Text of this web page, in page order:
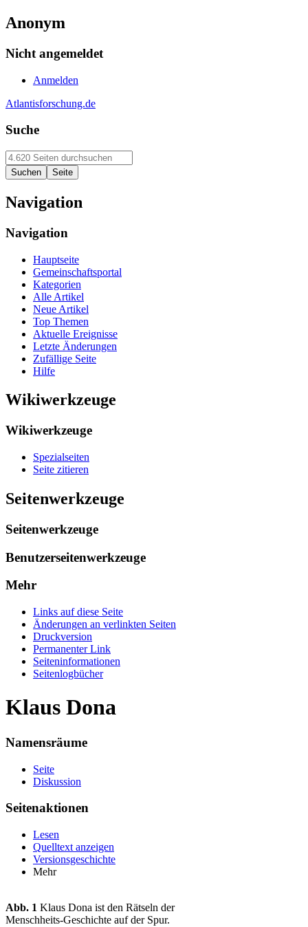
Anonym
Nicht angemeldet
Anmelden
Atlantisforschung.de
Suche
Navigation
Navigation
Hauptseite
Gemeinschaftsportal
Kategorien
Alle Artikel
Neue Artikel
Top Themen
Aktuelle Ereignisse
Letzte Änderungen
Zufällige Seite
Hilfe
Wikiwerkzeuge
Wikiwerkzeuge
Spezialseiten
Seite zitieren
Seitenwerkzeuge
Seitenwerkzeuge
Benutzerseitenwerkzeuge
Mehr
Links auf diese Seite
Änderungen an verlinkten Seiten
Druckversion
Permanenter Link
Seiten­informationen
Seitenlogbücher
Klaus Dona
Namensräume
Seite
Diskussion
Seitenaktionen
Lesen
Quelltext anzeigen
Versionsgeschichte
Mehr
Abb. 1 Klaus Dona ist den Rätseln der
Menschheits-Geschichte auf der Spur.